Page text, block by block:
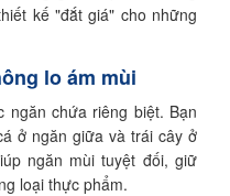
kế "đắt giá" cho những
lo ám mùi
ngăn chứa riêng biệt. Bạn
ở ngăn giữa và trái cây ở
ngăn mùi tuyệt đối, giữ
loại thực phẩm.